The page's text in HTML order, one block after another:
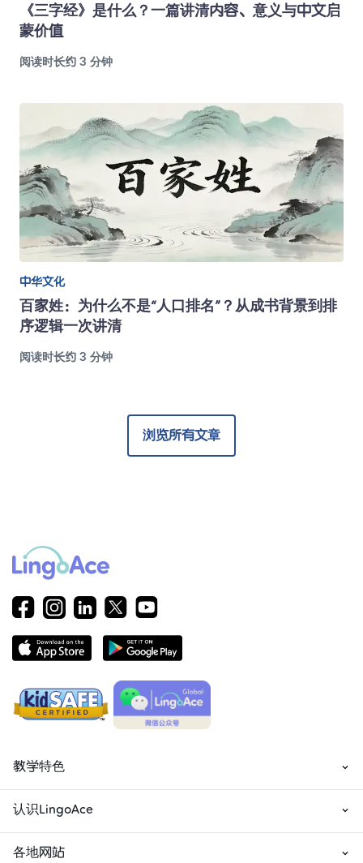
《三字经》是什么？一篇讲清内容、意义与中文启
蒙价值
阅读时长约 3 分钟
中华文化
百家姓：为什么不是“人口排名”？从成书背景到排
序逻辑一次讲清
阅读时长约 3 分钟
浏览所有文章
教学特色
认识LingoAce
各地网站